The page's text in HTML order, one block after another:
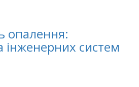
опалення:
інженерних систем